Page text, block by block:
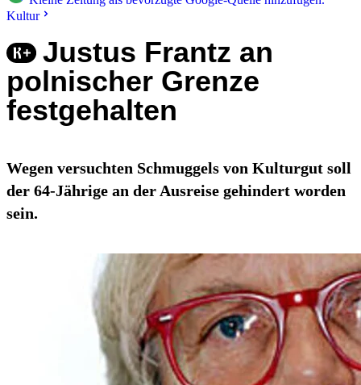
Kultur
Justus Frantz an
polnischer Grenze
festgehalten
Wegen versuchten Schmuggels von Kulturgut soll
der 64-Jährige an der Ausreise gehindert worden
sein.